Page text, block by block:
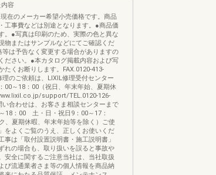
容
在のメーカー希望小売価格です。商品
工事費などは別途となります。●商品価
。●写真は印刷のため、実際の色と異な
物またはサンプルなどにてご確認くだ
は予告なく変更する場合がありますの
ださい。●本カタログ掲載内容および写
たくお断りします。FAX.0120-413-
理のご依頼は、LIXIL修理受付センター
00～18：00（祝日、年末年始、夏期休
support/TEL.0120-126-
い合わせは、お客さま相談センターまで
18：00 土・日・祝日9：00～17：
、夏期休暇、年末年始等を除く）ご使
をよくご覧のうえ、正しくお使いくだ
事は「取付設置説明書・施工説明書」
れの場合も、取り扱いを誤ると事故や
安全に関するご注意当社は、当社取扱
び流通業者さま等の個人情報を商品納